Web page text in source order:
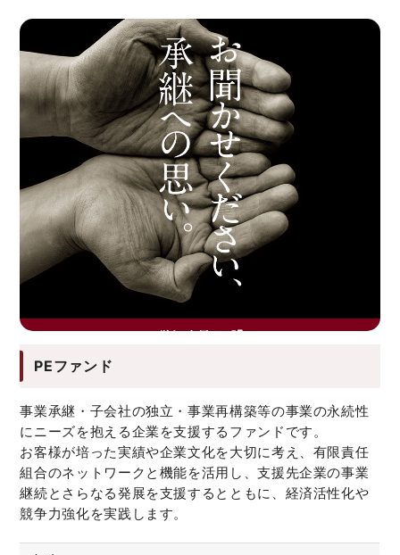
PEファンド
事業承継・子会社の独立・事業再構築等の事業の永続性
にニーズを抱える企業を支援するファンドです。
お客様が培った実績や企業文化を大切に考え、有限責任
組合のネットワークと機能を活用し、支援先企業の事業
継続とさらなる発展を支援するとともに、経済活性化や
競争力強化を実践します。